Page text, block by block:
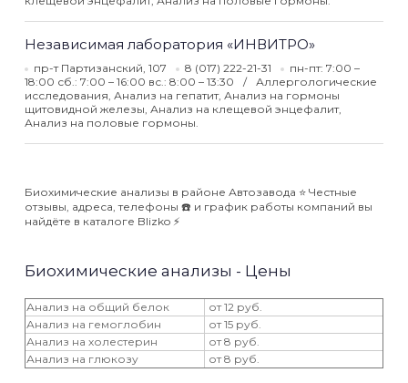
Независимая лаборатория «ИНВИТРО»
пр-т Партизанский, 107 8 (017) 222-21-31
пн-пт: 7:00 –
18:00 сб.: 7:00 – 16:00 вс.: 8:00 – 13:30
Аллергологические
исследования, Анализ на гепатит, Анализ на гормоны
щитовидной железы, Анализ на клещевой энцефалит,
Анализ на половые гормоны.
Биохимические анализы в районе Автозавода ⭐️ Честные
отзывы, адреса, телефоны ☎️ и график работы компаний вы
найдёте в каталоге Blizko ⚡️
Биохимические анализы - Цены
Анализ на общий белок
от 12 руб.
Анализ на гемоглобин
от 15 руб.
Анализ на холестерин
от 8 руб.
Анализ на глюкозу
от 8 руб.